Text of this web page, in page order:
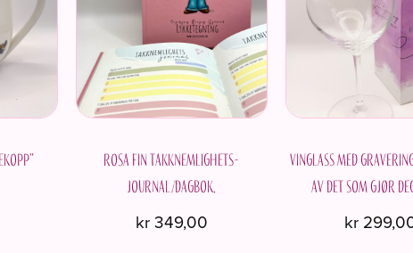
Rosa fin Takknemlighets-
journal/dagbok.
kr349,00
Vinglass med
av det som gjør
kr